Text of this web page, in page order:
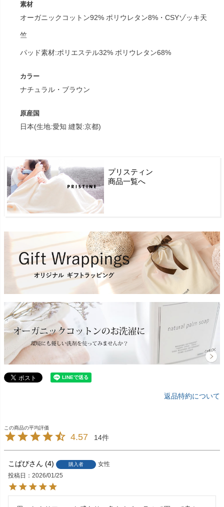
素材
オーガニックコットン92% ポリウレタン8%・CSYゾッキ天
竺
パッド素材:ポリエステル32% ポリウレタン68%
カラー
ナチュラル・ブラウン
原産国
日本(生地:愛知 縫製:京都)
プリスティン
商品一覧へ
返品特約について
4.57 14
こぱぴ 4 購入者
女性
投稿日
2026/01/25